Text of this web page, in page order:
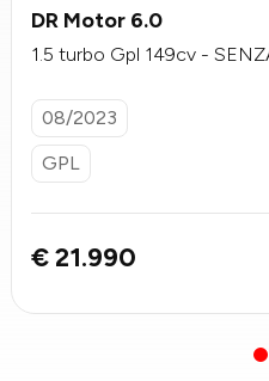
DR Motor 6.0
1.5 turbo Gpl 149cv -
08/2023
GPL
€ 21.990